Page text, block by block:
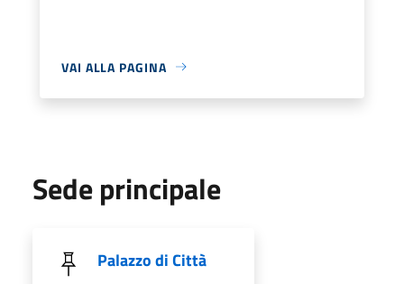
VAI ALLA PAGINA
Sede principale
Palazzo di Città